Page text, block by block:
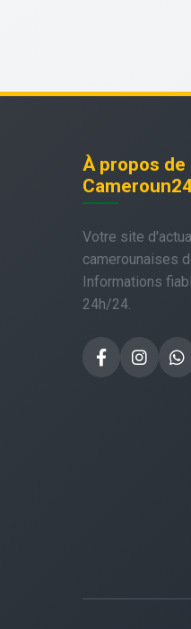
À propos de
Votre site
camerounaises
Informations
24h/24.